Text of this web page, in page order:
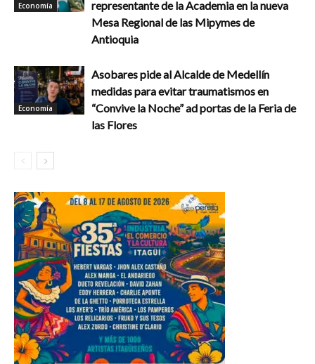
Economía
representante de la Academia en la nueva
Mesa Regional de las Mipymes de
Antioquia
Economía
Asobares pide al Alcalde de Medellín
medidas para evitar traumatismos en
“Convive la Noche” ad portas de la Feria de
las Flores